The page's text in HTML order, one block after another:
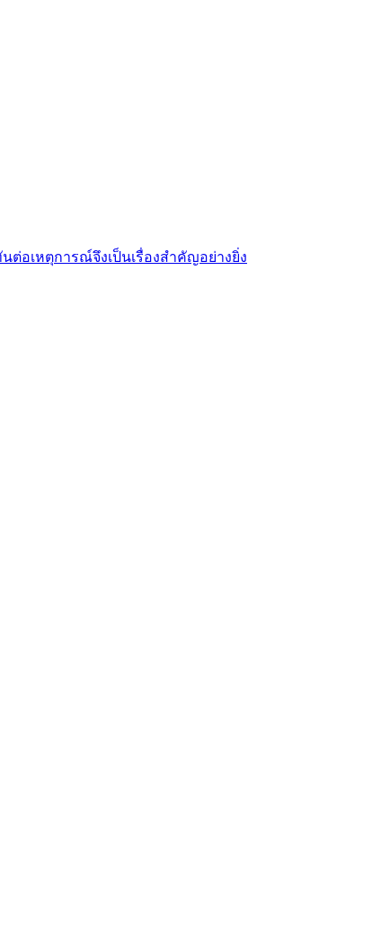
อเหตุการณ์จึงเป็นเรื่องสำคัญอย่างยิ่ง